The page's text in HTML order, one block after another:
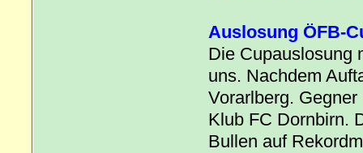
Auslosung ÖFB-
Die Cupauslosung
uns. Nachdem
Vorarlberg.
Klub FC Dornbirn.
Bullen auf